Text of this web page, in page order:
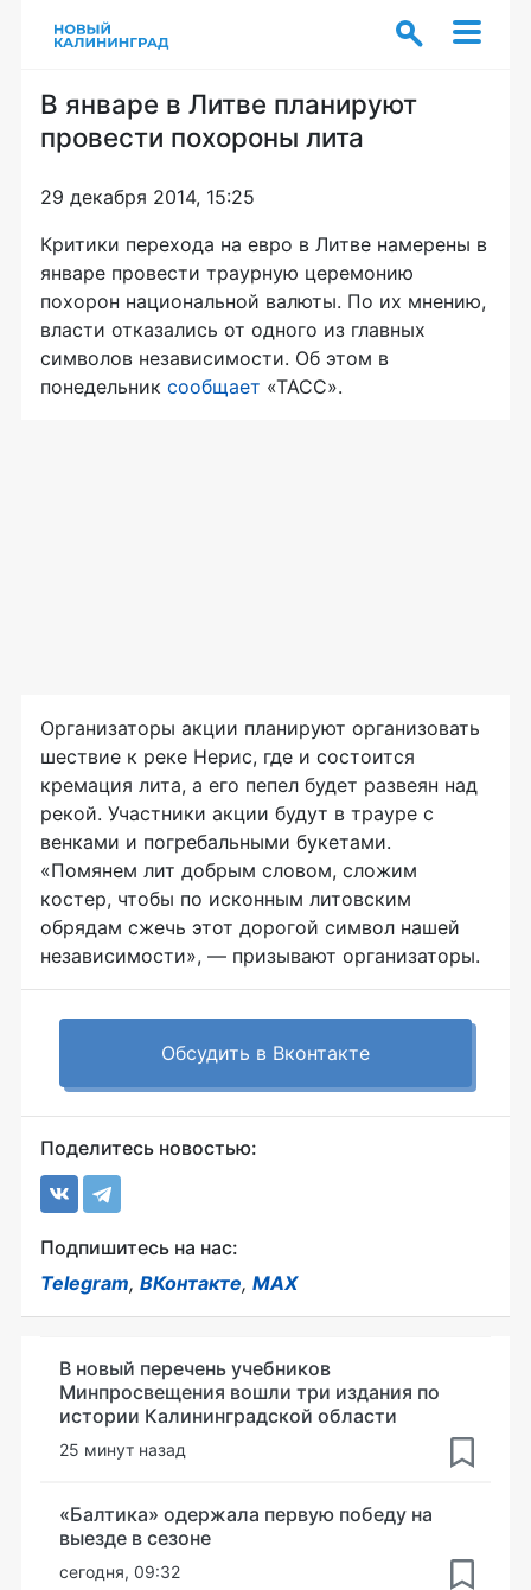
В январе в Литве планируют
провести похороны лита
29 декабря 2014, 15:25
Критики перехода на евро в Литве намерены в
январе провести траурную церемонию
похорон национальной валюты. По их мнению,
власти отказались от одного из главных
символов независимости. Об этом в
понедельник сообщает «ТАСС».
Организаторы акции планируют организовать
шествие к реке Нерис, где и состоится
кремация лита, а его пепел будет развеян над
рекой. Участники акции будут в трауре с
венками и погребальными букетами.
«Помянем лит добрым словом, сложим
костер, чтобы по исконным литовским
обрядам сжечь этот дорогой символ нашей
независимости», — призывают организаторы.
Обсудить в Вконтакте
Поделитесь новостью:
Подпишитесь на нас:
Telegram, ВКонтакте, MAX
В новый перечень учебников
Минпросвещения вошли три издания по
истории Калининградской области
25 минут назад
«Балтика» одержала первую победу на
выезде в сезоне
сегодня, 09:32